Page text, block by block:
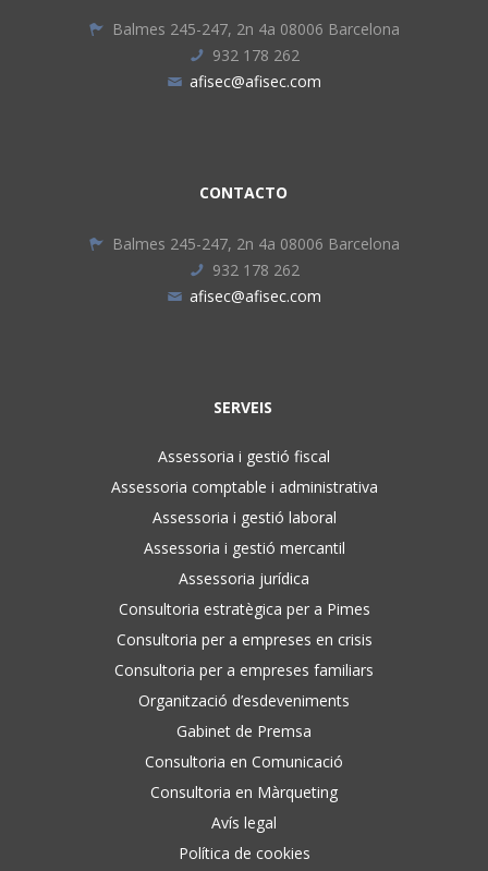
Balmes 245-247, 2n 4a 08006 Barcelona
932 178 262
afisec@afisec.com
CONTACTO
Balmes 245-247, 2n 4a 08006 Barcelona
932 178 262
afisec@afisec.com
SERVEIS
Assessoria i gestió fiscal
Assessoria comptable i administrativa
Assessoria i gestió laboral
Assessoria i gestió mercantil
Assessoria jurídica
Consultoria estratègica per a Pimes
Consultoria per a empreses en crisis
Consultoria per a empreses familiars
Organització d’esdeveniments
Gabinet de Premsa
Consultoria en Comunicació
Consultoria en Màrqueting
Avís legal
Política de cookies